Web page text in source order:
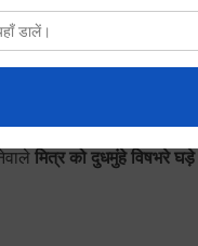
मित्र को दुधमुंहे विषभरे घड़े